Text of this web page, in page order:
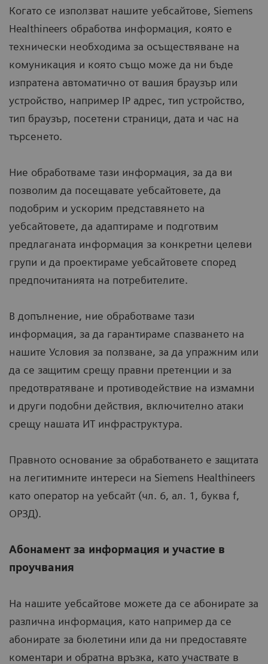
Когато се използват нашите уебсайтове, Siemens
Healthineers обработва информация, която е
технически необходима за осъществяване на
комуникация и която също може да ни бъде
изпратена автоматично от вашия браузър или
устройство, например IP адрес, тип устройство,
тип браузър, посетени страници, дата и час на
търсенето.
Ние обработваме тази информация, за да ви
позволим да посещавате уебсайтовете, да
подобрим и ускорим представянето на
уебсайтовете, да адаптираме и подготвим
предлаганата информация за конкретни целеви
групи и да проектираме уебсайтовете според
предпочитанията на потребителите.
В допълнение, ние обработваме тази
информация, за да гарантираме спазването на
нашите Условия за ползване, за да упражним или
да се защитим срещу правни претенции и за
предотвратяване и противодействие на измамни
и други подобни действия, включително атаки
срещу нашата ИТ инфраструктура.
Правното основание за обработването е защитата
на легитимните интереси на Siemens Healthineers
като оператор на уебсайт (чл. 6, ал. 1, буква f,
ОРЗД).
Абонамент за информация и участие в
проучвания
На нашите уебсайтове можете да се абонирате за
различна информация, като например да се
абонирате за бюлетини или да ни предоставяте
коментари и обратна връзка, като участвате в